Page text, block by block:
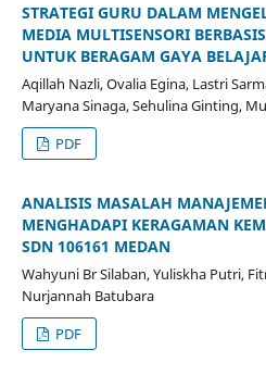
STRATEGI GURU DALAM
MEDIA MULTISENSORI
UNTUK BERAGAM GAYA
Aqillah Nazli, Ovalia Egina, Lastri
Maryana Sinaga, Sehulina Ginting,
PDF
ANALISIS MASALAH
MENGHADAPI KERAGAMAN
SDN 106161 MEDAN
Wahyuni Br Silaban, Yuliskha Putri,
Nurjannah Batubara
PDF